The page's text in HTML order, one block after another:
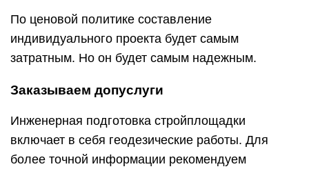
По ценовой политике составление
индивидуального проекта будет самым
затратным. Но он будет самым надежным.
Заказываем допуслуги
Инженерная подготовка стройплощадки
включает в себя геодезические работы. Для
более точной информации рекомендуем